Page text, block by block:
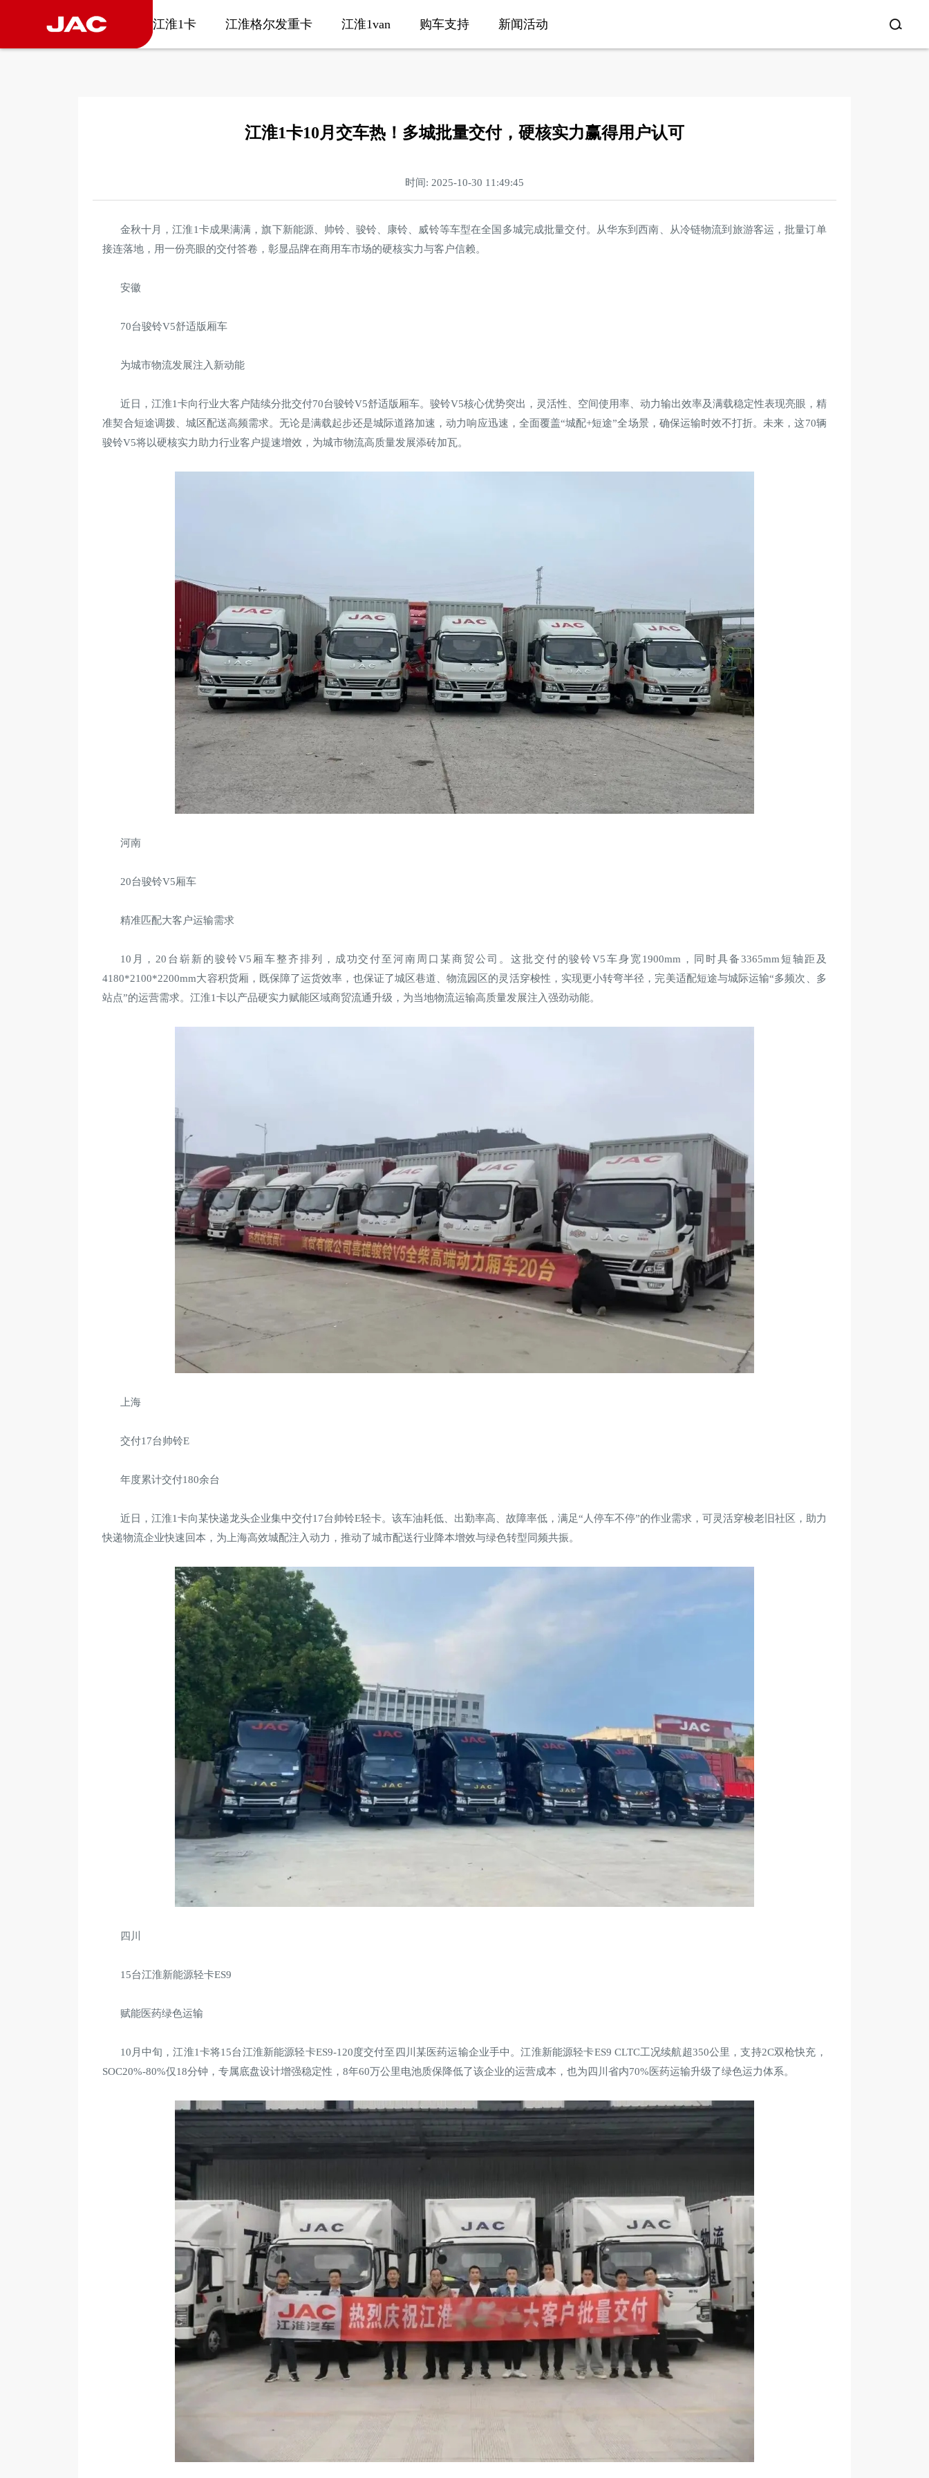
江淮1卡 江淮格尔发重卡 江淮1van 购车支持 新闻活动
江淮1卡10月交车热！多城批量交付，硬核实力赢得用户认可
时间: 2025-10-30 11:49:45
金秋十月，江淮1卡成果满满，旗下新能源、帅铃、骏铃、康铃、威铃等车型在全国多城完成批量交付。从华东到西南、从冷链物流到旅游客运，批量订单
接连落地，用一份亮眼的交付答卷，彰显品牌在商用车市场的硬核实力与客户信赖。
安徽
70台骏铃V5舒适版厢车
为城市物流发展注入新动能
近日，江淮1卡向行业大客户陆续分批交付70台骏铃V5舒适版厢车。骏铃V5核心优势突出，灵活性、空间使用率、动力输出效率及满载稳定性表现亮眼，精
准契合短途调拨、城区配送高频需求。无论是满载起步还是城际道路加速，动力响应迅速，全面覆盖“城配+短途”全场景，确保运输时效不打折。未来，这70辆
骏铃V5将以硬核实力助力行业客户提速增效，为城市物流高质量发展添砖加瓦。
河南
20台骏铃V5厢车
精准匹配大客户运输需求
10月，20台崭新的骏铃V5厢车整齐排列，成功交付至河南周口某商贸公司。这批交付的骏铃V5车身宽1900mm，同时具备3365mm短轴距及
4180*2100*2200mm大容积货厢，既保障了运货效率，也保证了城区巷道、物流园区的灵活穿梭性，实现更小转弯半径，完美适配短途与城际运输“多频次、多
站点”的运营需求。江淮1卡以产品硬实力赋能区域商贸流通升级，为当地物流运输高质量发展注入强劲动能。
上海
交付17台帅铃E
年度累计交付180余台
近日，江淮1卡向某快递龙头企业集中交付17台帅铃E轻卡。该车油耗低、出勤率高、故障率低，满足“人停车不停”的作业需求，可灵活穿梭老旧社区，助力
快递物流企业快速回本，为上海高效城配注入动力，推动了城市配送行业降本增效与绿色转型同频共振。
四川
15台江淮新能源轻卡ES9
赋能医药绿色运输
10月中旬，江淮1卡将15台江淮新能源轻卡ES9-120度交付至四川某医药运输企业手中。江淮新能源轻卡ES9 CLTC工况续航超350公里，支持2C双枪快充，
SOC20%-80%仅18分钟，专属底盘设计增强稳定性，8年60万公里电池质保降低了该企业的运营成本，也为四川省内70%医药运输升级了绿色运力体系。